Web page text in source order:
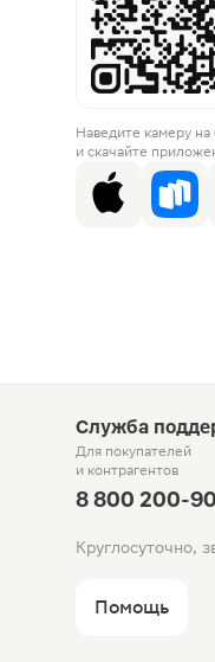
Наведите камеру на
и скачайте
Служба
Для покупателей
и контрагентов
8 800 200-
Круглосуточно,
Помощь